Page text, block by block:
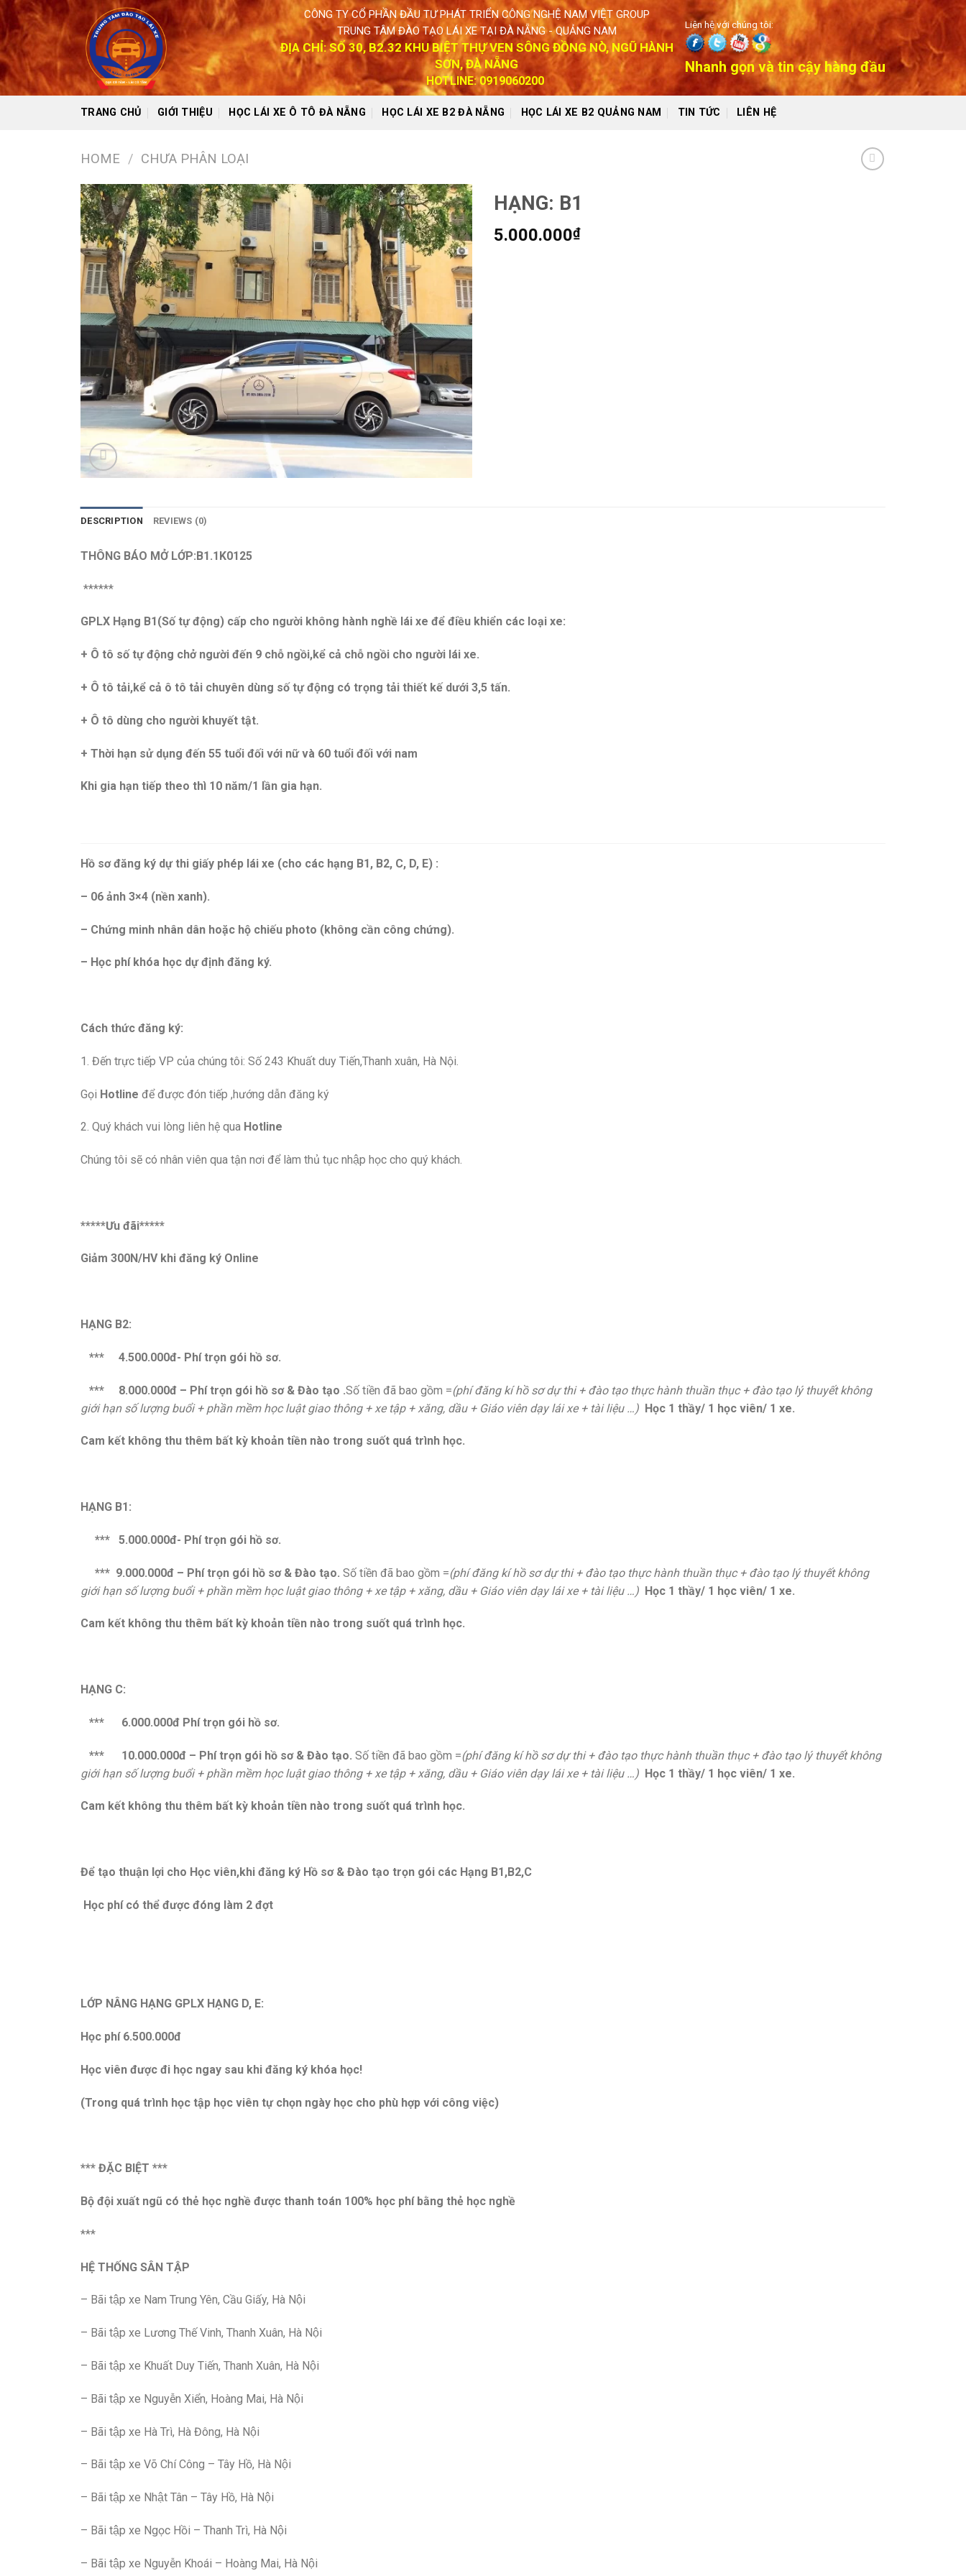
Skip
to
content
CÔNG TY CỔ PHẦN ĐẦU TƯ PHÁT TRIỂN CÔNG NGHỆ NAM VIỆT GROUP
TRUNG TÂM ĐÀO TẠO LÁI XE TẠI ĐÀ NẴNG - QUẢNG NAM
ĐỊA CHỈ: SỐ 30, B2.32 KHU BIỆT THỰ VEN SÔNG ĐỒNG NÒ, NGŨ HÀNH
SƠN, ĐÀ NẴNG
HOTLINE: 0919060200
Liên hệ với chúng tôi:
Nhanh gọn và tin cậy hàng đầu
TRANG CHỦ GIỚI THIỆU HỌC LÁI XE Ô TÔ ĐÀ NẴNG HỌC LÁI XE B2 ĐÀ NẴNG HỌC LÁI XE B2 QUẢNG NAM TIN TỨC LIÊN HỆ
HOME / CHƯA PHÂN LOẠI
HẠNG: B1
5.000.000₫
DESCRIPTION REVIEWS (0)
THÔNG BÁO MỞ LỚP:B1.1K0125
******
GPLX Hạng B1(Số tự động) cấp cho người không hành nghề lái xe để điều khiển các loại xe:
+ Ô tô số tự động chở người đến 9 chỗ ngồi,kể cả chỗ ngồi cho người lái xe.
+ Ô tô tải,kể cả ô tô tải chuyên dùng số tự động có trọng tải thiết kế dưới 3,5 tấn.
+ Ô tô dùng cho người khuyết tật.
+ Thời hạn sử dụng đến 55 tuổi đối với nữ và 60 tuổi đối với nam
Khi gia hạn tiếp theo thì 10 năm/1 lần gia hạn.
Hồ sơ đăng ký dự thi giấy phép lái xe (cho các hạng B1, B2, C, D, E) :
– 06 ảnh 3×4 (nền xanh).
– Chứng minh nhân dân hoặc hộ chiếu photo (không cần công chứng).
– Học phí khóa học dự định đăng ký.
Cách thức đăng ký:
1. Đến trực tiếp VP của chúng tôi: Số 243 Khuất duy Tiến,Thanh xuân, Hà Nội.
Gọi Hotline để được đón tiếp ,hướng dẫn đăng ký
2. Quý khách vui lòng liên hệ qua Hotline
Chúng tôi sẽ có nhân viên qua tận nơi để làm thủ tục nhập học cho quý khách.
*****Ưu đãi*****
Giảm 300N/HV khi đăng ký Online
HẠNG B2:
*** 4.500.000đ- Phí trọn gói hồ sơ.
*** 8.000.000đ – Phí trọn gói hồ sơ & Đào tạo .Số tiền đã bao gồm =(phí đăng kí hồ sơ dự thi + đào tạo thực hành thuần thục + đào tạo lý thuyết không
giới hạn số lượng buổi + phần mềm học luật giao thông + xe tập + xăng, dầu + Giáo viên dạy lái xe + tài liệu …) Học 1 thầy/ 1 học viên/ 1 xe.
Cam kết không thu thêm bất kỳ khoản tiền nào trong suốt quá trình học.
HẠNG B1:
*** 5.000.000đ- Phí trọn gói hồ sơ.
*** 9.000.000đ – Phí trọn gói hồ sơ & Đào tạo. Số tiền đã bao gồm =(phí đăng kí hồ sơ dự thi + đào tạo thực hành thuần thục + đào tạo lý thuyết không
giới hạn số lượng buổi + phần mềm học luật giao thông + xe tập + xăng, dầu + Giáo viên dạy lái xe + tài liệu …) Học 1 thầy/ 1 học viên/ 1 xe.
Cam kết không thu thêm bất kỳ khoản tiền nào trong suốt quá trình học.
HẠNG C:
*** 6.000.000đ Phí trọn gói hồ sơ.
*** 10.000.000đ – Phí trọn gói hồ sơ & Đào tạo. Số tiền đã bao gồm =(phí đăng kí hồ sơ dự thi + đào tạo thực hành thuần thục + đào tạo lý thuyết không
giới hạn số lượng buổi + phần mềm học luật giao thông + xe tập + xăng, dầu + Giáo viên dạy lái xe + tài liệu …) Học 1 thầy/ 1 học viên/ 1 xe.
Cam kết không thu thêm bất kỳ khoản tiền nào trong suốt quá trình học.
Để tạo thuận lợi cho Học viên,khi đăng ký Hồ sơ & Đào tạo trọn gói các Hạng B1,B2,C
Học phí có thể được đóng làm 2 đợt
LỚP NÂNG HẠNG GPLX HẠNG D, E:
Học phí 6.500.000đ
Học viên được đi học ngay sau khi đăng ký khóa học!
(Trong quá trình học tập học viên tự chọn ngày học cho phù hợp với công việc)
*** ĐẶC BIỆT ***
Bộ đội xuất ngũ có thẻ học nghề được thanh toán 100% học phí bằng thẻ học nghề
***
HỆ THỐNG SÂN TẬP
– Bãi tập xe Nam Trung Yên, Cầu Giấy, Hà Nội
– Bãi tập xe Lương Thế Vinh, Thanh Xuân, Hà Nội
– Bãi tập xe Khuất Duy Tiến, Thanh Xuân, Hà Nội
– Bãi tập xe Nguyễn Xiển, Hoàng Mai, Hà Nội
– Bãi tập xe Hà Trì, Hà Đông, Hà Nội
– Bãi tập xe Võ Chí Công – Tây Hồ, Hà Nội
– Bãi tập xe Nhật Tân – Tây Hồ, Hà Nội
– Bãi tập xe Ngọc Hồi – Thanh Trì, Hà Nội
– Bãi tập xe Nguyễn Khoái – Hoàng Mai, Hà Nội